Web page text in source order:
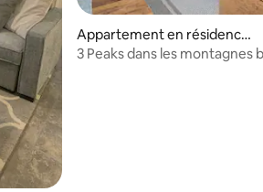
: 4,91 sur 5
Appartement en résidence ⋅
The Blue Mountains
3 Peaks dans les montagnes